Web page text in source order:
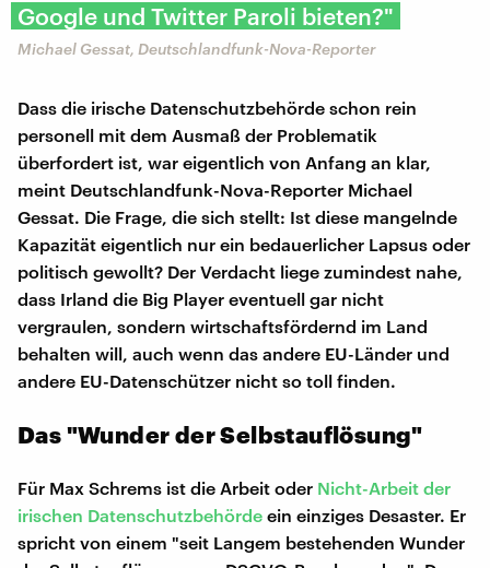
Google und Twitter Paroli bieten?"
Michael Gessat, Deutschlandfunk-Nova-Reporter
Dass die irische Datenschutzbehörde schon rein
personell mit dem Ausmaß der Problematik
überfordert ist, war eigentlich von Anfang an klar,
meint Deutschlandfunk-Nova-Reporter Michael
Gessat. Die Frage, die sich stellt: Ist diese mangelnde
Kapazität eigentlich nur ein bedauerlicher Lapsus oder
politisch gewollt? Der Verdacht liege zumindest nahe,
dass Irland die Big Player eventuell gar nicht
vergraulen, sondern wirtschaftsfördernd im Land
behalten will, auch wenn das andere EU-Länder und
andere EU-Datenschützer nicht so toll finden.
Das "Wunder der Selbstauflösung"
Für Max Schrems ist die Arbeit oder Nicht-Arbeit der
irischen Datenschutzbehörde ein einziges Desaster. Er
spricht von einem "seit Langem bestehenden Wunder